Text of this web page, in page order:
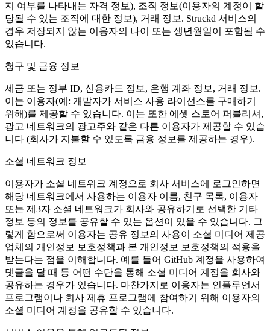
지 여부를 나타내는 자격 정보), 조직 정보(이용자의 계정이 할
당될 수 있는 조직에 대한 정보), 거래 정보. Struckd 서비스의
경우 저장되지 않는 이용자의 나이 또는 생년월일이 포함될 수
있습니다.
청구 및 금융 정보
세금 또는 정부 ID, 신용카드 정보, 은행 계좌 정보, 거래 정보.
이는 이용자(예: 개발자가 서비스 사용 라이선스를 구매하기
위해)를 제공할 수 있습니다. 이는 또한 에셋 스토어 퍼블리셔,
광고 네트워크의 광고주와 같은 다른 이용자가 제공할 수 있습
니다 (회사가 지불할 수 있도록 금융 정보를 제공하는 경우).
소셜 네트워크 정보
이용자가 소셜 네트워크 계정으로 회사 서비스에 로그인하면
해당 네트워크에서 사용하는 이용자 이름, 친구 목록, 이용자
또는 제3자 소셜 네트워크가 회사와 공유하기로 선택한 기타
정보 등의 정보를 공유할 수 있는 옵션이 있을 수 있습니다. 그
렇게 함으로써 이용자는 공유 정보의 사용이 소셜 미디어 제공
업체의 개인정보 보호정책과 본 개인정보 보호정책의 적용을
받는다는 점을 이해합니다. 예를 들어 GitHub 계정을 사용하여
댓글을 달 때 등 어떤 수단을 통해 소셜 미디어 계정을 회사와
공유하는 경우가 있습니다. 마찬가지로 이용자는 인플루언서
프로그램이나 회사 제휴 프로그램에 참여하기 위해 이용자의
소셜 미디어 계정을 공유할 수 있습니다.